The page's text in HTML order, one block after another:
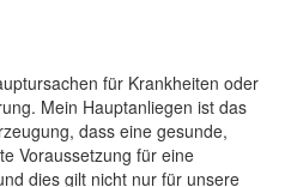
für Krankheiten oder
Mein Hauptanliegen ist das
dass eine gesunde,
Voraussetzung für eine
dies gilt nicht nur für unsere